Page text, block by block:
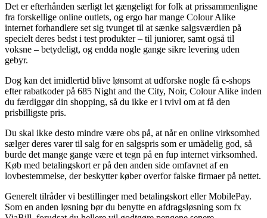
Det er efterhånden særligt let gængeligt for folk at prissammenligne
fra forskellige online outlets, og ergo har mange Colour Alike
internet forhandlere set sig tvunget til at sænke salgsværdien på
specielt deres bedst i test produkter – til juniorer, samt også til
voksne – betydeligt, og endda nogle gange sikre levering uden
gebyr.
Dog kan det imidlertid blive lønsomt at udforske nogle få e-shops
efter rabatkoder på 685 Night and the City, Noir, Colour Alike inden
du færdiggør din shopping, så du ikke er i tvivl om at få den
prisbilligste pris.
Du skal ikke desto mindre være obs på, at når en online virksomhed
sælger deres varer til salg for en salgspris som er umådelig god, så
burde det mange gange være et tegn på en fup internet virksomhed.
Køb med betalingskort er på den anden side omfavnet af en
lovbestemmelse, der beskytter køber overfor falske firmaer på nettet.
Generelt tilråder vi bestillinger med betalingskort eller MobilePay.
Som en anden løsning bør du benytte en afdragsløsning som fx